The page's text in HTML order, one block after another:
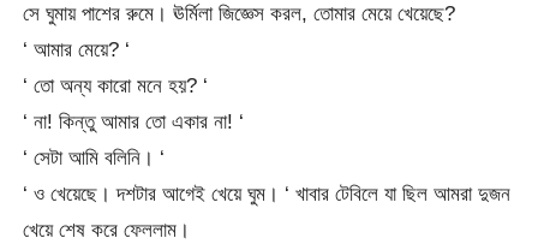
সে ঘুমায় পাশের রুমে। ঊর্মিলা জিজ্ঞেস করল, তোমার মেয়ে খেয়েছে?
‘ আমার মেয়ে? ‘
‘ তো অন্য কারো মনে হয়? ‘
‘ না! কিন্তু আমার তো একার না! ‘
‘ সেটা আমি বলিনি। ‘
‘ ও খেয়েছে। দশটার আগেই খেয়ে ঘুম। ‘ খাবার টেবিলে যা ছিল আমরা দুজন
খেয়ে শেষ করে ফেললাম।